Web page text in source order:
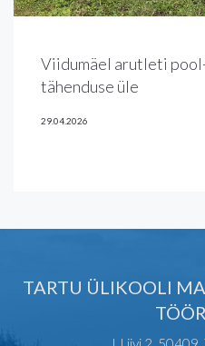
Viidumäel arutleti
tähenduse üle
29.04.2026
TARTU ÜLIKOOLI